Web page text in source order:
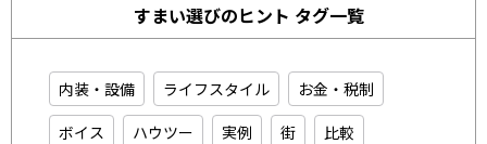
すまい選びのヒント タグ一覧
内装・設備 ライフスタイル
お金・税制
ボイス
ハウツー 実例 街
比較